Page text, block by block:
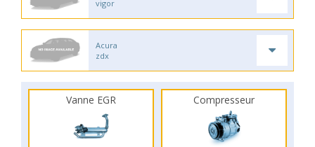
vigor
Acura
zdx
Vanne EGR Compresseur